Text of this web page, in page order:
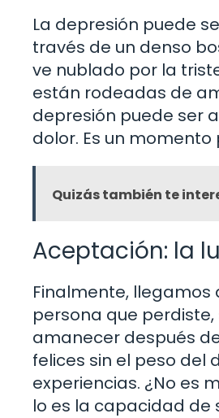
La depresión puede
través de un denso
ve nublado por la
están rodeadas de
depresión puede ser
dolor. Es un
Quizás también te
Aceptación: la
Finalmente, llegamos
persona que
amanecer después
felices sin el peso del
experiencias. ¿No es
lo es la capacidad de